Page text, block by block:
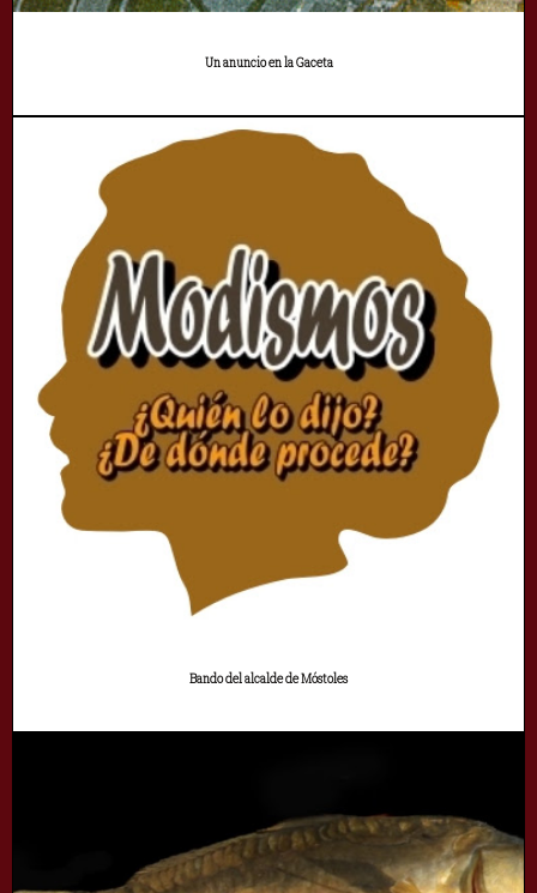
Un anuncio en la Gaceta
Bando del alcalde de Móstoles